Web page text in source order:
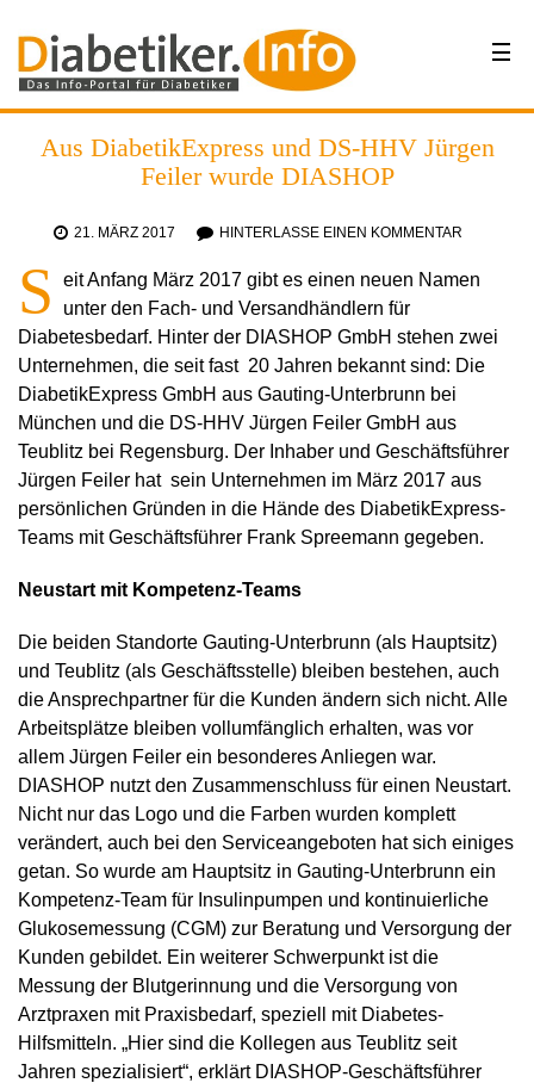
Aus DiabetikExpress und DS-HHV Jürgen
Feiler wurde DIASHOP
21. MÄRZ 2017 HINTERLASSE EINEN KOMMENTAR
S
eit Anfang März 2017 gibt es einen neuen Namen
unter den Fach- und Versandhändlern für
Diabetesbedarf. Hinter der DIASHOP GmbH stehen zwei
Unternehmen, die seit fast 20 Jahren bekannt sind: Die
DiabetikExpress GmbH aus Gauting-Unterbrunn bei
München und die DS-HHV Jürgen Feiler GmbH aus
Teublitz bei Regensburg. Der Inhaber und Geschäftsführer
Jürgen Feiler hat sein Unternehmen im März 2017 aus
persönlichen Gründen in die Hände des DiabetikExpress-
Teams mit Geschäftsführer Frank Spreemann gegeben.
Neustart mit Kompetenz-Teams
Die beiden Standorte Gauting-Unterbrunn (als Hauptsitz)
und Teublitz (als Geschäftsstelle) bleiben bestehen, auch
die Ansprechpartner für die Kunden ändern sich nicht. Alle
Arbeitsplätze bleiben vollumfänglich erhalten, was vor
allem Jürgen Feiler ein besonderes Anliegen war.
DIASHOP nutzt den Zusammenschluss für einen Neustart.
Nicht nur das Logo und die Farben wurden komplett
verändert, auch bei den Serviceangeboten hat sich einiges
getan. So wurde am Hauptsitz in Gauting-Unterbrunn ein
Kompetenz-Team für Insulinpumpen und kontinuierliche
Glukosemessung (CGM) zur Beratung und Versorgung der
Kunden gebildet. Ein weiterer Schwerpunkt ist die
Messung der Blutgerinnung und die Versorgung von
Arztpraxen mit Praxisbedarf, speziell mit Diabetes-
Hilfsmitteln. „Hier sind die Kollegen aus Teublitz seit
Jahren spezialisiert“, erklärt DIASHOP-Geschäftsführer